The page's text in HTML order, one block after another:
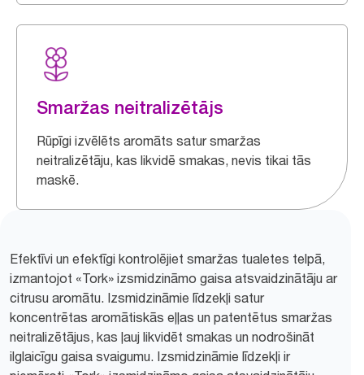
Smaržas neitralizētājs
Rūpīgi izvēlēts aromāts satur smaržas
neitralizētāju, kas likvidē smakas, nevis tikai tās
maskē.
Efektīvi un efektīgi kontrolējiet smaržas tualetes telpā,
izmantojot «Tork» izsmidzināmo gaisa atsvaidzinātāju ar
citrusu aromātu. Izsmidzināmie līdzekļi satur
koncentrētas aromātiskās eļļas un patentētus smaržas
neitralizētājus, kas ļauj likvidēt smakas un nodrošināt
ilglaicīgu gaisa svaigumu. Izsmidzināmie līdzekļi ir